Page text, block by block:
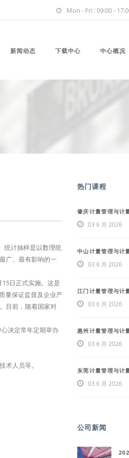
Mon - Fri : 09:00 -
新闻动态 下载中心 中心概况
统计抽样是以数理统
广、最有影响的一
日正式实施。这是
量保证监督及企业产
目前，随着国家对
决定常年定期举办
人员等。
热门课程
肇庆计量管理与计
03 6 月 2026
中山计量管理与计
03 6 月 2026
江门计量管理与计
03 6 月 2026
惠州计量管理与计
03 6 月 2026
东莞计量管理与计
03 6 月 2026
公司新闻